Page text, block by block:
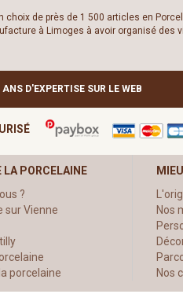
choix de près de 1 500 articles en
à Limoges à avoir organisé
ANS D'EXPERTISE SUR LE WEB
LA PORCELAINE
?
sur Vienne
porcelaine
Nos
Nos